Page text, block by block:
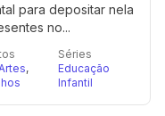
para depositar nela
no...
,
Séries
Educação
Infantil